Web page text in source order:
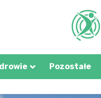
Pozostałe